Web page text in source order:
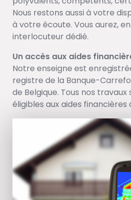
Nous restons aussi à votre
à votre écoute. Vous aurez,
interlocuteur dédié.
Un accès aux aides
Notre enseigne est
registre de la Banque-
de Belgique. Tous nos
éligibles aux aides financières